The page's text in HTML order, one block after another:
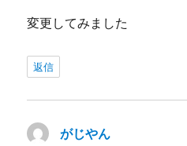
変更してみました
返信
がじやん